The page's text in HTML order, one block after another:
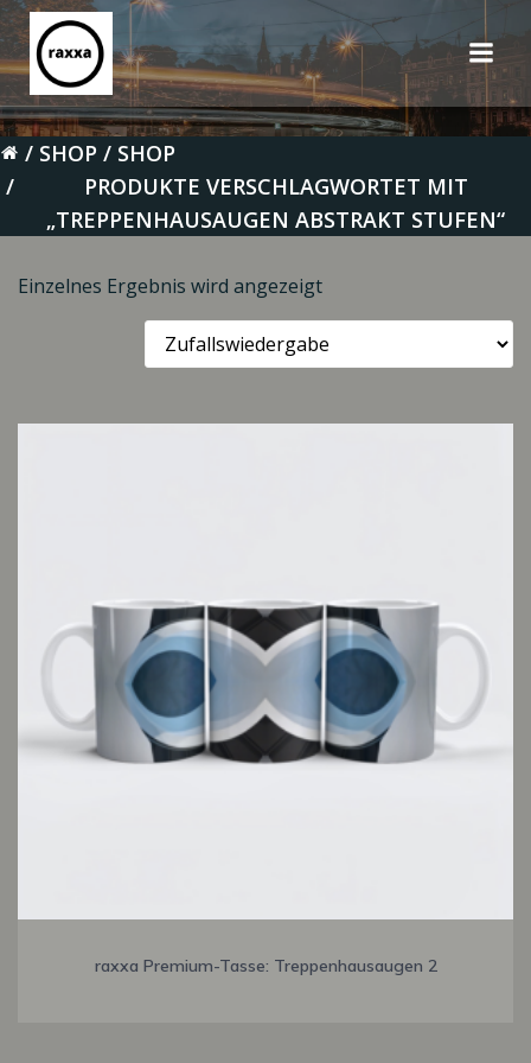
Inhalt
springen
SHOP
SHOP
PRODUKTE VERSCHLAGWORTET MIT
„TREPPENHAUSAUGEN ABSTRAKT STUFEN“
Einzelnes Ergebnis wird angezeigt
raxxa Premium-Tasse: Treppenhausaugen 2